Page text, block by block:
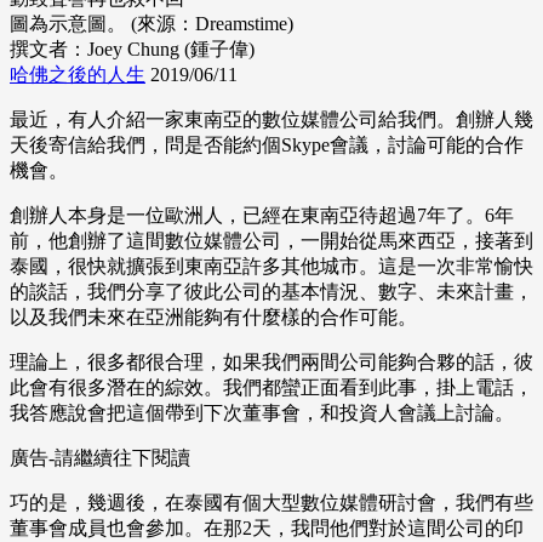
圖為示意圖。 (來源：Dreamstime)
撰文者：Joey Chung (鍾子偉)
哈佛之後的人生 2019/06/11
最近，有人介紹一家東南亞的數位媒體公司給我們。創辦人幾
天後寄信給我們，問是否能約個Skype會議，討論可能的合作
機會。
創辦人本身是一位歐洲人，已經在東南亞待超過7年了。6年
前，他創辦了這間數位媒體公司，一開始從馬來西亞，接著到
泰國，很快就擴張到東南亞許多其他城市。這是一次非常愉快
的談話，我們分享了彼此公司的基本情況、數字、未來計畫，
以及我們未來在亞洲能夠有什麼樣的合作可能。
理論上，很多都很合理，如果我們兩間公司能夠合夥的話，彼
此會有很多潛在的綜效。我們都蠻正面看到此事，掛上電話，
我答應說會把這個帶到下次董事會，和投資人會議上討論。
廣告-請繼續往下閱讀
巧的是，幾週後，在泰國有個大型數位媒體研討會，我們有些
董事會成員也會參加。在那2天，我問他們對於這間公司的印